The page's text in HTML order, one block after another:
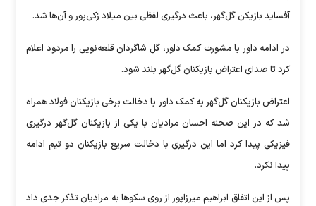
آفساید بازیکن گل‌گهر، باعث درگیری لفظی بین میلاد زکی‌پور و آن‌ها شد.
در ادامه داور با مشورت کمک داور، گل شاگردان قلعه‌نویی را مردود اعلام
کرد تا صدای اعتراض بازیکنان گل‌گهر بلند شود.
اعتراض بازیکنان گل‌گهر به کمک داور با دخالت برخی بازیکنان فولاد همراه
شد که در این صحنه احسان مرادیان با یکی از بازیکنان گل‌گهر درگیری
فیزیکی پیدا کرد اما این درگیری با دخالت سریع بازیکنان دو تیم ادامه
پیدا نکرد.
پس از این اتفاق ابراهیم میرزاپور از روی سکوها به مرادیان تذکر جدی داد